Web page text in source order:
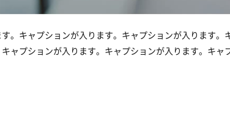
。キャプションが入ります。キャプションが入ります
プションが入ります。キャプションが入ります。キャ